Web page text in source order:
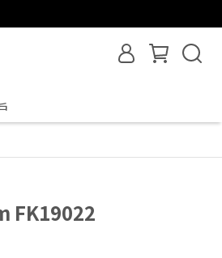
FK19022